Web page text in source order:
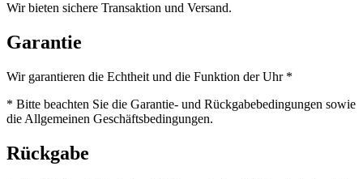
Wir bieten sichere Transaktion und Versand.
Garantie
Wir garantieren die Echtheit und die Funktion der Uhr *
* Bitte beachten Sie die Garantie- und Rückgabebedingungen sowie
die Allgemeinen Geschäftsbedingungen.
Rückgabe